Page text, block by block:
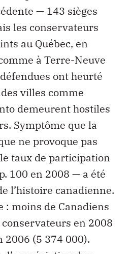
— 143 sièges
les conservateurs
au Québec, en
à Terre-Neuve
ont heurté
villes comme
demeurent hostiles
Symptôme que la
ne provoque pas
taux de participation
100 en 2008 — a été
l’histoire canadienne.
: moins de Canadiens
en 2008
2006 (5 374 000).